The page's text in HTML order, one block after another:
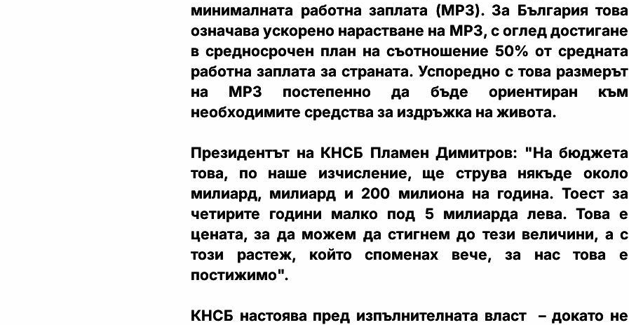
минималната работна заплата (МРЗ). За България това
означава ускорено нарастване на МРЗ, с оглед достигане
в средносрочен план на съотношение 50% от средната
работна заплата за страната. Успоредно с това размерът
на МРЗ постепенно да бъде ориентиран към
необходимите средства за издръжка на живота.
Президентът на КНСБ Пламен Димитров: "На бюджета
това, по наше изчисление, ще струва някъде около
милиард, милиард и 200 милиона на година. Тоест за
четирите години малко под 5 милиарда лева. Това е
цената, за да можем да стигнем до тези величини, а с
този растеж, който споменах вече, за нас това е
постижимо".
КНСБ настоява пред изпълнителната власт – докато не